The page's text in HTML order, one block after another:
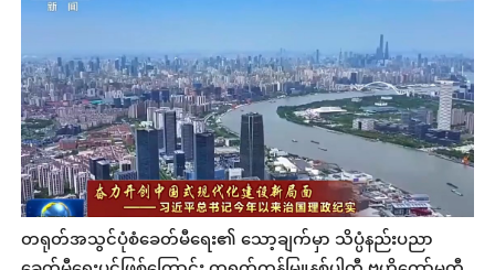
တရုတ်အသွင်ပုံစံခေတ်မီရေး၏ သော့ချက်မှာ သိပ္ပံနည်းပညာ